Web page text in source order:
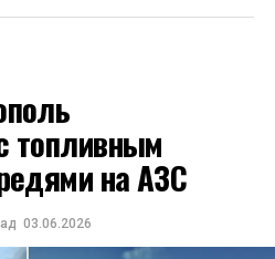
топливным
на АЗС
03.06.2026